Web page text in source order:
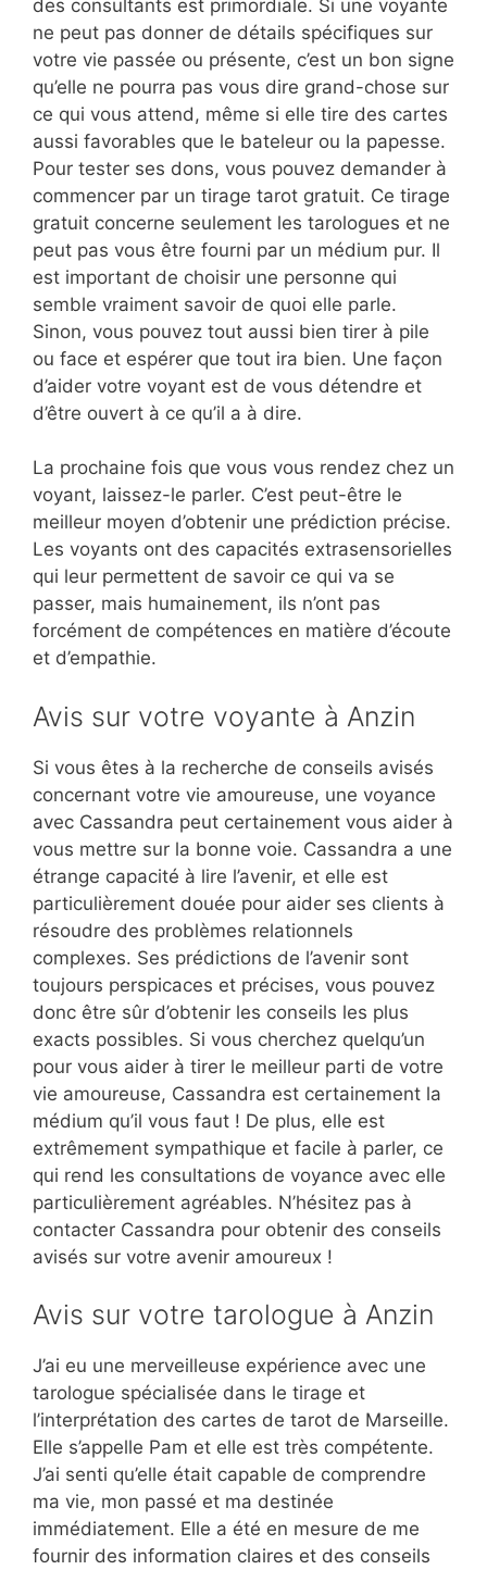
des consultants est primordiale. Si une voyante
ne peut pas donner de détails spécifiques sur
votre vie passée ou présente, c’est un bon signe
qu’elle ne pourra pas vous dire grand-chose sur
ce qui vous attend, même si elle tire des cartes
aussi favorables que le bateleur ou la papesse.
Pour tester ses dons, vous pouvez demander à
commencer par un tirage tarot gratuit. Ce tirage
gratuit concerne seulement les tarologues et ne
peut pas vous être fourni par un médium pur. Il
est important de choisir une personne qui
semble vraiment savoir de quoi elle parle.
Sinon, vous pouvez tout aussi bien tirer à pile
ou face et espérer que tout ira bien. Une façon
d’aider votre voyant est de vous détendre et
d’être ouvert à ce qu’il a à dire.
La prochaine fois que vous vous rendez chez un
voyant, laissez-le parler. C’est peut-être le
meilleur moyen d’obtenir une prédiction précise.
Les voyants ont des capacités extrasensorielles
qui leur permettent de savoir ce qui va se
passer, mais humainement, ils n’ont pas
forcément de compétences en matière d’écoute
et d’empathie.
Avis sur votre voyante à Anzin
Si vous êtes à la recherche de conseils avisés
concernant votre vie amoureuse, une voyance
avec Cassandra peut certainement vous aider à
vous mettre sur la bonne voie. Cassandra a une
étrange capacité à lire l’avenir, et elle est
particulièrement douée pour aider ses clients à
résoudre des problèmes relationnels
complexes. Ses prédictions de l’avenir sont
toujours perspicaces et précises, vous pouvez
donc être sûr d’obtenir les conseils les plus
exacts possibles. Si vous cherchez quelqu’un
pour vous aider à tirer le meilleur parti de votre
vie amoureuse, Cassandra est certainement la
médium qu’il vous faut ! De plus, elle est
extrêmement sympathique et facile à parler, ce
qui rend les consultations de voyance avec elle
particulièrement agréables. N’hésitez pas à
contacter Cassandra pour obtenir des conseils
avisés sur votre avenir amoureux !
Avis sur votre tarologue à Anzin
J’ai eu une merveilleuse expérience avec une
tarologue spécialisée dans le tirage et
l’interprétation des cartes de tarot de Marseille.
Elle s’appelle Pam et elle est très compétente.
J’ai senti qu’elle était capable de comprendre
ma vie, mon passé et ma destinée
immédiatement. Elle a été en mesure de me
fournir des information claires et des conseils